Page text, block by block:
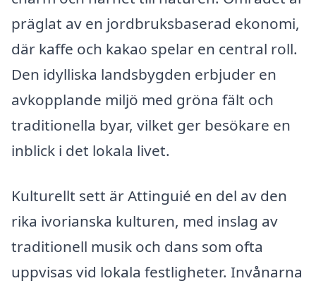
präglat av en jordbruksbaserad ekonomi,
där kaffe och kakao spelar en central roll.
Den idylliska landsbygden erbjuder en
avkopplande miljö med gröna fält och
traditionella byar, vilket ger besökare en
inblick i det lokala livet.
Kulturellt sett är Attinguié en del av den
rika ivorianska kulturen, med inslag av
traditionell musik och dans som ofta
uppvisas vid lokala festligheter. Invånarna